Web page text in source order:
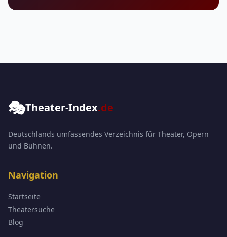
🎭Theater-Index.de
Deutschlands umfassendes Verzeichnis für Theater, Opern
und Bühnen.
Navigation
Startseite
Theatersuche
Blog